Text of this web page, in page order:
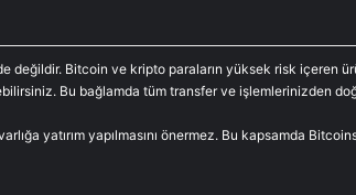
Bitcoin ve kripto paraların yüksek risk içeren
Bu bağlamda tüm transfer ve işlemlerinizden
yatırım yapılmasını önermez. Bu kapsamda